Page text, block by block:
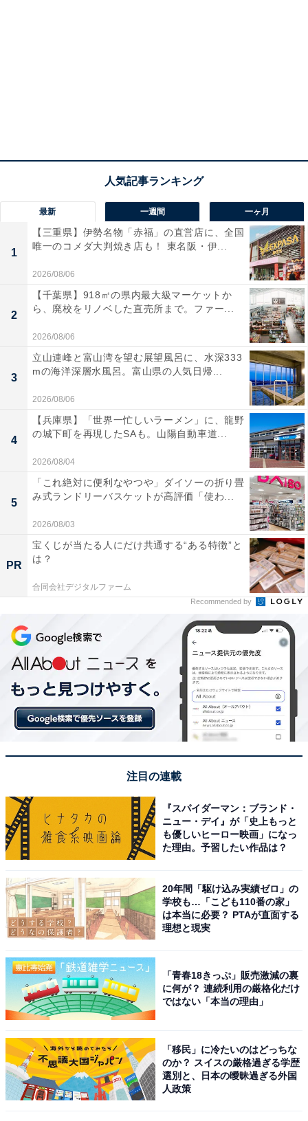
本人の意思がさほどないまま受験をし、結果的に親が考
えた第1志望校には不合格。第2志望の学校に入学したも
のの、結局そこが合わずに退学したAさんのケースをみ
てみましょう。
母親は、次のように振り返っています。
娘は、そもそも、「別に受験しなくていいんだけ
ど」というテンションのまま、父親の強い希望で始
めた中学受験でした。父親の意向で、自宅から遠い
大手塾の特進クラスに小4から通い始めたものの、
途中で通塾がしんどくなり、小6になってから本人
の希望で、自宅近くの一般クラスに移籍。
結果的にはそちらの教室の方が合っていたので、な
んとか最後まで通塾はしたものの、入試直前に無気
力になってしまいました。それでも、第2志望、第3
志望にしていた学校に合格をいただいたので、第2
志望校に入学しました。
しかし、日々の電車通学や管理型の学校生活になじ
めず、毎日出される課題もこなせず、結局中2の途
中で公立中学へ転校しました。この結果は、「どう
しても中高一貫校に通いたい」という本人のモチベ
ーションが高まらないまま受験したこと、行きたい
と思った学校がなかったのにとりあえず偏差値で、
学校を選んだこと、私自身も父親任せで、わが家の
受験軸がなかったのが1番の原因だと思います。
Aさんは、公立中学校にもなじめず、その後の検査で自
自分のペースで通学できる通信制高校への進学を決めま
した。その高校には、偏差値が高い私学からの転校生も
多数いるそうです。
この3つのケースは、結果的にそれぞれにあった進路に
進めたから良かったものの、中にはそのまま家に引きこ
もってしまうこともあります。せっかく大変な思いをし
ですよね。
次ページ 「沼る」中学受験の構造
最新 一週間 一ヶ月
1
【三重県】伊勢名物「赤福」の直営店に、全国
唯一のコメダ大判焼き店も！ 東名阪・伊...
2026/08/06
2
【千葉県】918㎡の県内最大級マーケットか
ら、廃校をリノベした直売所まで。ファー...
2026/08/06
3
立山連峰と富山湾を望む展望風呂に、水深333
mの海洋深層水風呂。富山県の人気日帰...
2026/08/06
4
【兵庫県】「世界一忙しいラーメン」に、龍野
の城下町を再現したSAも。山陽自動車道...
2026/08/04
5
「これ絶対に便利なやつや」ダイソーの折り畳
み式ランドリーバスケットが高評価「使わ...
2026/08/03
PR
宝くじが当たる人にだけ共通する“ある特徴”と
は？
合同会社デジタルファーム
Recommended by
注目の連載
『スパイダーマン：ブランド・
ニュー・デイ』が「史上もっと
も優しいヒーロー映画」になっ
た理由。予習したい作品は？
20年間「駆け込み実績ゼロ」の
学校も…「こども110番の家」
は本当に必要？ PTAが直面する
理想と現実
「青春18きっぷ」販売激減の裏
に何が？ 連続利用の厳格化だけ
ではない「本当の理由」
「移民」に冷たいのはどっちな
のか？ スイスの厳格過ぎる学歴
選別と、日本の曖昧過ぎる外国
人政策